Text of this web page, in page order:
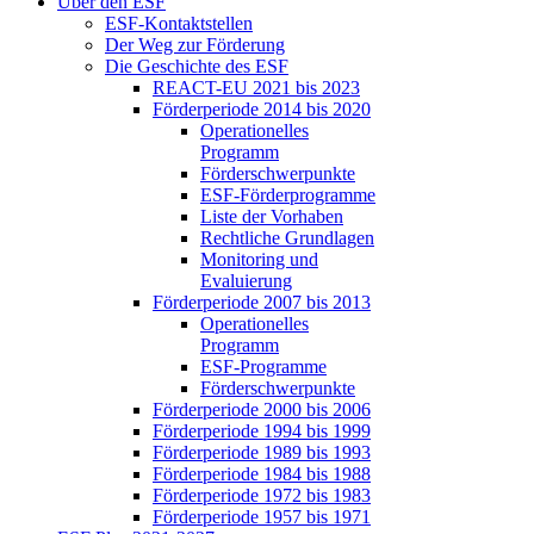
ESF-Kon­takt­stel­len
Der Weg zur För­de­rung
Die Ge­schich­te des ESF
RE­ACT-EU 2021 bis 2023
För­der­pe­ri­ode 2014 bis 2020
Ope­ra­tio­nel­les
Pro­gramm
För­der­schwer­punk­te
ESF-För­der­pro­gram­me
Lis­te der Vor­ha­ben
Recht­li­che Grund­la­gen
Mo­ni­to­ring und
Eva­lu­ie­rung
För­der­pe­ri­ode 2007 bis 2013
Ope­ra­tio­nel­les
Pro­gramm
ESF-Pro­gram­me
För­der­schwer­punk­te
För­der­pe­ri­ode 2000 bis 2006
För­der­pe­ri­ode 1994 bis 1999
För­der­pe­ri­ode 1989 bis 1993
För­der­pe­ri­ode 1984 bis 1988
För­der­pe­ri­ode 1972 bis 1983
För­der­pe­ri­ode 1957 bis 1971